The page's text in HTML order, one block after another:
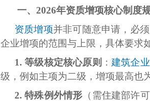
一、2026年资质增项核心制度
资质增项并非可随意申请，必
企业增项的范围与上限，具体要求
1. 等级核定核心原则 ：建筑企业
级，例如主项为二级，增项最高也
2. 特殊例外情形 （需住建部许